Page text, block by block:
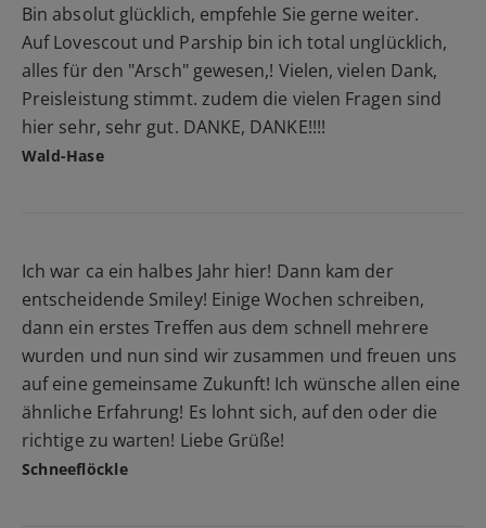
Bin absolut glücklich, empfehle Sie gerne weiter.
Auf Lovescout und Parship bin ich total unglücklich,
alles für den "Arsch" gewesen,! Vielen, vielen Dank,
Preisleistung stimmt. zudem die vielen Fragen sind
hier sehr, sehr gut. DANKE, DANKE!!!!
Wald-Hase
Ich war ca ein halbes Jahr hier! Dann kam der
entscheidende Smiley! Einige Wochen schreiben,
dann ein erstes Treffen aus dem schnell mehrere
wurden und nun sind wir zusammen und freuen uns
auf eine gemeinsame Zukunft! Ich wünsche allen eine
ähnliche Erfahrung! Es lohnt sich, auf den oder die
richtige zu warten! Liebe Grüße!
Schneeflöckle